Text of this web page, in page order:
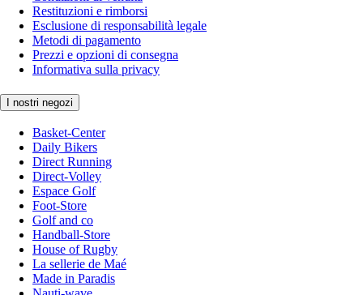
Restituzioni e rimborsi
Esclusione di responsabilità legale
Metodi di pagamento
Prezzi e opzioni di consegna
Informativa sulla privacy
I nostri negozi
Basket-Center
Daily Bikers
Direct Running
Direct-Volley
Espace Golf
Foot-Store
Golf and co
Handball-Store
House of Rugby
La sellerie de Maé
Made in Paradis